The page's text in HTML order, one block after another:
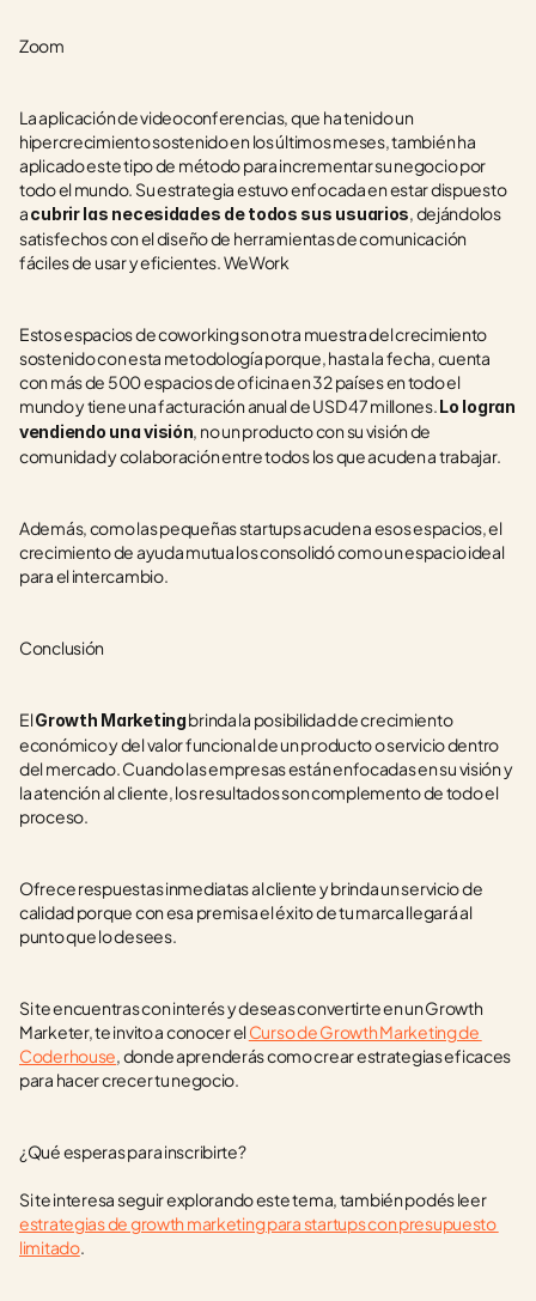
Zoom
La aplicación de videoconferencias, que ha tenido un
hipercrecimiento sostenido en los últimos meses, también ha
aplicado este tipo de método para incrementar su negocio por
todo el mundo. Su estrategia estuvo enfocada en estar dispuesto
a cubrir las necesidades de todos sus usuarios, dejándolos
satisfechos con el diseño de herramientas de comunicación
fáciles de usar y eficientes. WeWork
Estos espacios de coworking son otra muestra del crecimiento
sostenido con esta metodología porque, hasta la fecha, cuenta
con más de 500 espacios de oficina en 32 países en todo el
mundo y tiene una facturación anual de USD 47 millones. Lo logran
vendiendo una visión, no un producto con su visión de
comunidad y colaboración entre todos los que acuden a trabajar.
Además, como las pequeñas startups acuden a esos espacios, el
crecimiento de ayuda mutua los consolidó como un espacio ideal
para el intercambio.
Conclusión
El Growth Marketing brinda la posibilidad de crecimiento
económico y del valor funcional de un producto o servicio dentro
del mercado. Cuando las empresas están enfocadas en su visión y
la atención al cliente, los resultados son complemento de todo el
proceso.
Ofrece respuestas inmediatas al cliente y brinda un servicio de
calidad porque con esa premisa el éxito de tu marca llegará al
punto que lo desees.
Si te encuentras con interés y deseas convertirte en un Growth
Marketer, te invito a conocer el Curso de Growth Marketing de
Coderhouse, donde aprenderás como crear estrategias eficaces
para hacer crecer tu negocio.
¿Qué esperas para inscribirte?
Si te interesa seguir explorando este tema, también podés leer
estrategias de growth marketing para startups con presupuesto
limitado.